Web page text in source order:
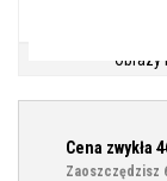
Obrazy
Cena zwykła
Zaoszczędzisz